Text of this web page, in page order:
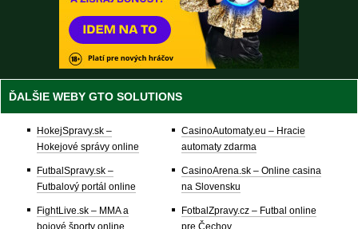
ĎALŠIE WEBY GTO SOLUTIONS
HokejSpravy.sk –
Hokejové správy online
FutbalSpravy.sk –
Futbalový portál online
FightLive.sk – MMA a
CasinoAutomaty.eu – Hracie
automaty zdarma
CasinoArena.sk – Online casina
na Slovensku
FotbalZpravy.cz – Futbal online